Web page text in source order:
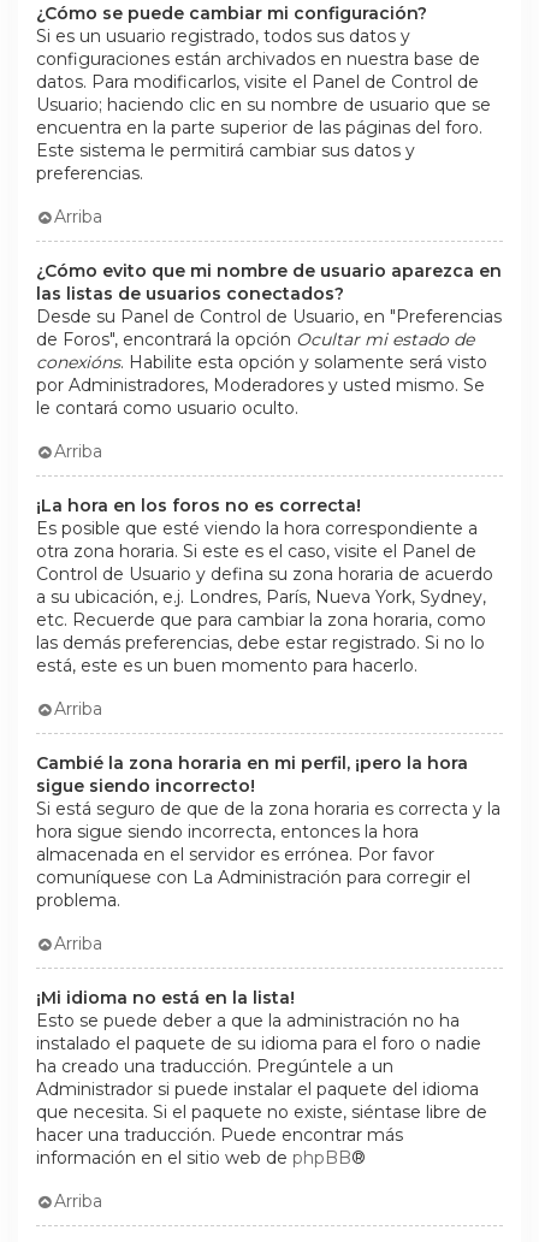
¿Cómo se puede cambiar mi configuración?
Si es un usuario registrado, todos sus datos y
configuraciones están archivados en nuestra base de
datos. Para modificarlos, visite el Panel de Control de
Usuario; haciendo clic en su nombre de usuario que se
encuentra en la parte superior de las páginas del foro.
Este sistema le permitirá cambiar sus datos y
preferencias.
Arriba
¿Cómo evito que mi nombre de usuario aparezca en
las listas de usuarios conectados?
Desde su Panel de Control de Usuario, en "Preferencias
de Foros", encontrará la opción Ocultar mi estado de
conexións. Habilite esta opción y solamente será visto
por Administradores, Moderadores y usted mismo. Se
le contará como usuario oculto.
Arriba
¡La hora en los foros no es correcta!
Es posible que esté viendo la hora correspondiente a
otra zona horaria. Si este es el caso, visite el Panel de
Control de Usuario y defina su zona horaria de acuerdo
a su ubicación, e.j. Londres, París, Nueva York, Sydney,
etc. Recuerde que para cambiar la zona horaria, como
las demás preferencias, debe estar registrado. Si no lo
está, este es un buen momento para hacerlo.
Arriba
Cambié la zona horaria en mi perfil, ¡pero la hora
sigue siendo incorrecto!
Si está seguro de que de la zona horaria es correcta y la
hora sigue siendo incorrecta, entonces la hora
almacenada en el servidor es errónea. Por favor
comuníquese con La Administración para corregir el
problema.
Arriba
¡Mi idioma no está en la lista!
Esto se puede deber a que la administración no ha
instalado el paquete de su idioma para el foro o nadie
ha creado una traducción. Pregúntele a un
Administrador si puede instalar el paquete del idioma
que necesita. Si el paquete no existe, siéntase libre de
hacer una traducción. Puede encontrar más
información en el sitio web de phpBB®
Arriba